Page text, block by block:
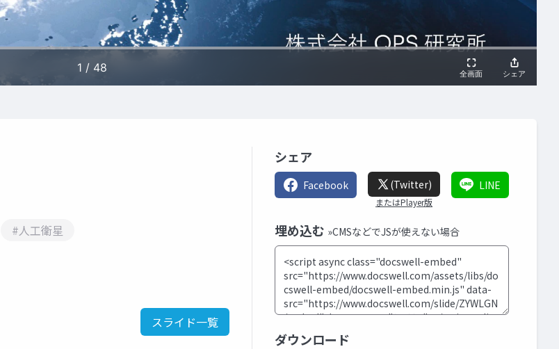
#人工衛星
スライド一覧
シェア
Facebook (Twitter)
またはPlayer版
LINE
埋め込む »CMSなどでJSが使えない場合
ダウンロード